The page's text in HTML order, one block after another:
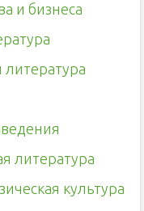
и бизнеса
литература
литература
культура